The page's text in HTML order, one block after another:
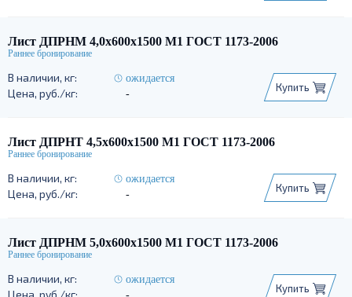
Лист ДПРНМ 4,0х600х1500 М1 ГОСТ 1173-2006
ожидается
-
Купить
Лист ДПРНТ 4,5х600х1500 М1 ГОСТ 1173-2006
ожидается
-
Купить
Лист ДПРНМ 5,0х600х1500 М1 ГОСТ 1173-2006
ожидается
Купить